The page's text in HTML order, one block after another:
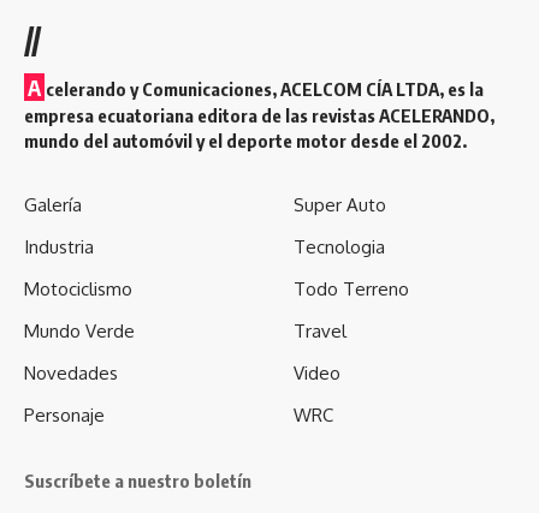
//
A celerando y Comunicaciones, ACELCOM CÍA LTDA, es la
empresa ecuatoriana editora de las revistas ACELERANDO,
mundo del automóvil y el deporte motor desde el 2002.
Galería
Industria
Motociclismo
Mundo Verde
Novedades
Personaje
Super Auto
Tecnologia
Todo Terreno
Travel
Video
WRC
Suscríbete a nuestro boletín